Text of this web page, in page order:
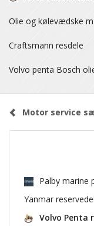
Olie og kølevædske
Craftsmann resdele
Volvo penta Bosch
Motor service
Palby marine
Yanmar
Volvo Penta